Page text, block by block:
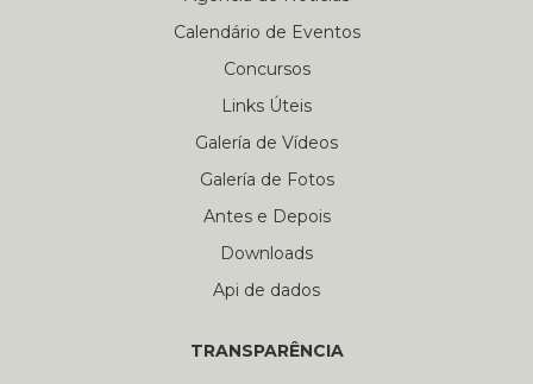
Calendário de Eventos
Concursos
Links Úteis
Galería de Vídeos
Galería de Fotos
Antes e Depois
Downloads
Api de dados
TRANSPARÊNCIA